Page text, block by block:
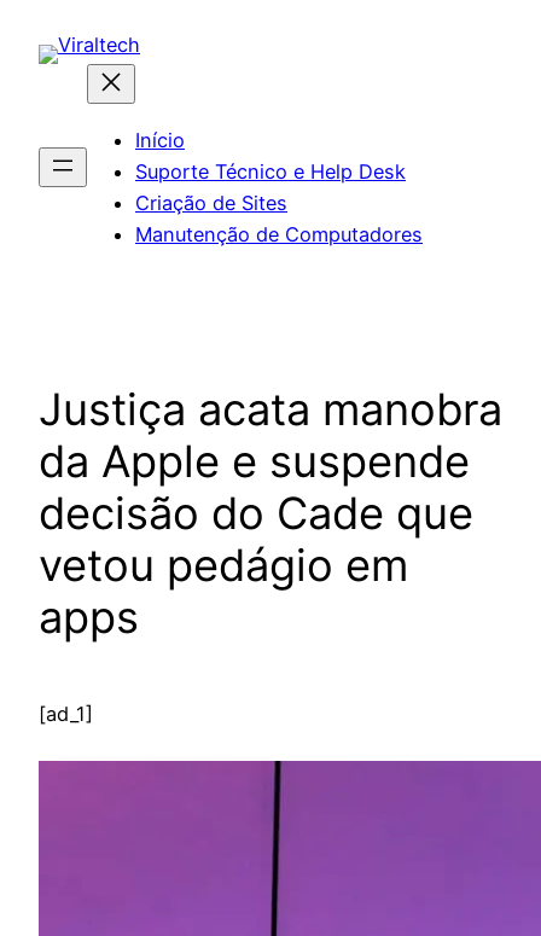
para
Início
Suporte Técnico e Help Desk
Criação de Sites
Manutenção de Computadores
Justiça acata manobra
da Apple e suspende
decisão do Cade que
vetou pedágio em
apps
[ad_1]